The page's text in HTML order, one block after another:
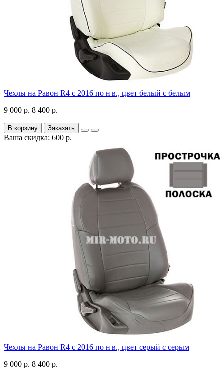
Чехлы на Равон R4 с 2016 по н.в., цвет белый с белым
9 000 р. 8 400 р.
В корзину Заказать
Ваша скидка: 600 р.
Чехлы на Равон R4 с 2016 по н.в., цвет серый с серым
9 000 р. 8 400 р.